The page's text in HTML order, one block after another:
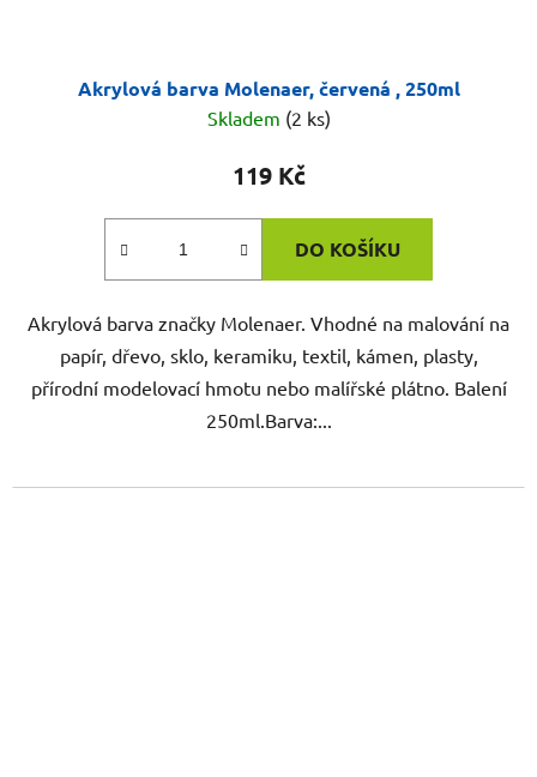
Akrylová barva Molenaer, červená , 250ml
Skladem (2 ks)
119 Kč
DO KOŠÍKU
Akrylová barva značky Molenaer. Vhodné na malování na
papír, dřevo, sklo, keramiku, textil, kámen, plasty,
přírodní modelovací hmotu nebo malířské plátno. Balení
250ml.Barva:...